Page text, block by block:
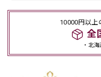
10000円以上
全
・北